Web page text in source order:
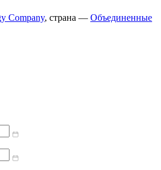
Company, страна — Объединенные